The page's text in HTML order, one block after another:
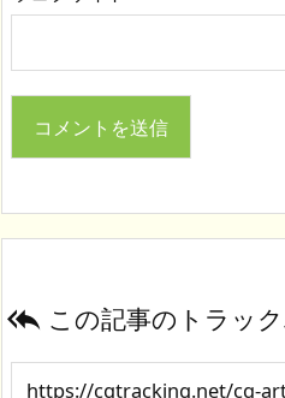
 この記事のトラッ